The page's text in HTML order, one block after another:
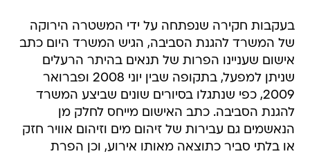
בעקבות חקירה שנפתחה על ידי המשטרה הירוקה
של המשרד להגנת הסביבה, הגיש המשרד היום כתב
אישום שעניינו הפרות של תנאים בהיתר הרעלים
שניתן למפעל, בתקופה שבין יוני 2008 ופברואר
2009, כפי שנתגלו בסיורים שונים שביצע המשרד
להגנת הסביבה. כתב האישום מייחס לחלק מן
הנאשמים גם עבירות של זיהום מים וזיהום אוויר חזק
או בלתי סביר כתוצאה מאותו אירוע, וכן הפרת